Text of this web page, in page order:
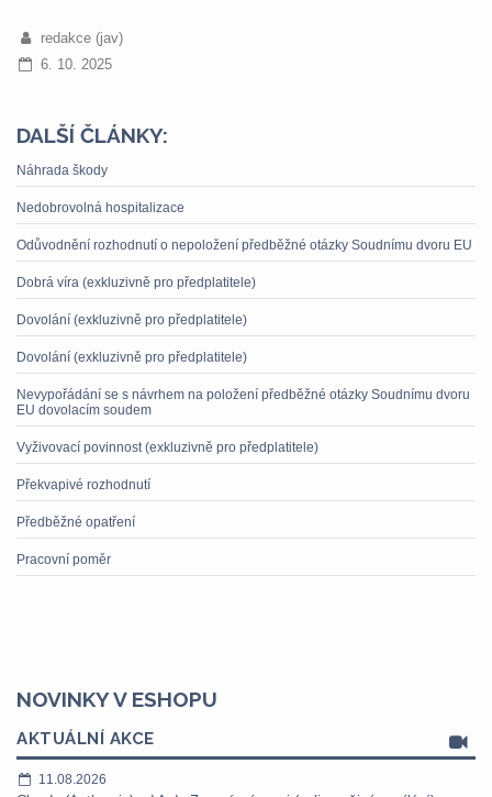
redakce (jav)
6. 10. 2025
DALŠÍ ČLÁNKY:
Náhrada škody
Nedobrovolná hospitalizace
Odůvodnění rozhodnutí o nepoložení předběžné otázky Soudnímu dvoru EU
Dobrá víra (exkluzivně pro předplatitele)
Dovolání (exkluzivně pro předplatitele)
Dovolání (exkluzivně pro předplatitele)
Nevypořádání se s návrhem na položení předběžné otázky Soudnímu dvoru
EU dovolacím soudem
Vyživovací povinnost (exkluzivně pro předplatitele)
Překvapivé rozhodnutí
Předběžné opatření
Pracovní poměr
NOVINKY V ESHOPU
AKTUÁLNÍ AKCE
11.08.2026